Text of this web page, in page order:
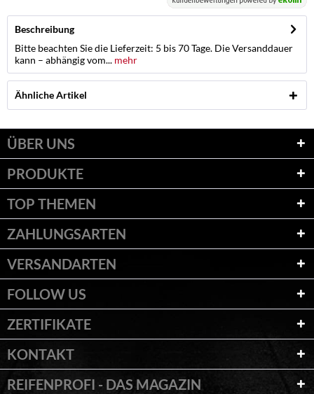
Beschreibung
Bitte beachten Sie die Lieferzeit: 5 bis 70 Tage. Die Versanddauer
kann – abhängig vom... mehr
Ähnliche Artikel
ÜBER UNS
PRODUKTE
TOP THEMEN
ZAHLUNGSARTEN
VERSANDARTEN
FOLLOW US
ZERTIFIKATE
KONTAKT
REIFENPROFI - DAS MAGAZIN